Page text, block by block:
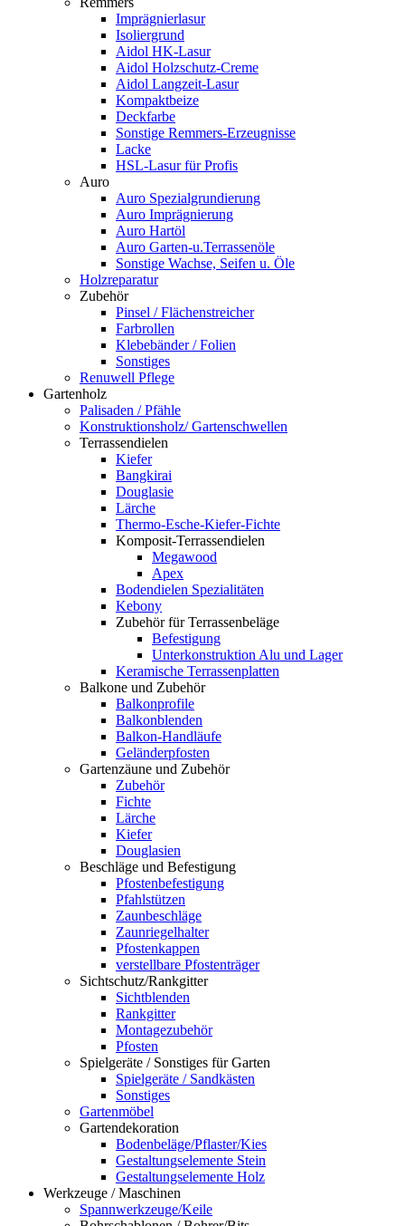
Imprägnierlasur
Isoliergrund
Aidol HK-Lasur
Aidol Holzschutz-Creme
Aidol Langzeit-Lasur
Kompaktbeize
Deckfarbe
Sonstige Remmers-Erzeugnisse
Lacke
HSL-Lasur für Profis
Auro
Auro Spezialgrundierung
Auro Imprägnierung
Auro Hartöl
Auro Garten-u.Terrassenöle
Sonstige Wachse, Seifen u. Öle
Holzreparatur
Zubehör
Pinsel / Flächenstreicher
Farbrollen
Klebebänder / Folien
Sonstiges
Renuwell Pflege
Gartenholz
Palisaden / Pfähle
Konstruktionsholz/ Gartenschwellen
Terrassendielen
Kiefer
Bangkirai
Douglasie
Lärche
Thermo-Esche-Kiefer-Fichte
Komposit-Terrassendielen
Megawood
Apex
Bodendielen Spezialitäten
Kebony
Zubehör für Terrassenbeläge
Befestigung
Unterkonstruktion Alu und Lager
Keramische Terrassenplatten
Balkone und Zubehör
Balkonprofile
Balkonblenden
Balkon-Handläufe
Geländerpfosten
Gartenzäune und Zubehör
Zubehör
Fichte
Lärche
Kiefer
Douglasien
Beschläge und Befestigung
Pfostenbefestigung
Pfahlstützen
Zaunbeschläge
Zaunriegelhalter
Pfostenkappen
verstellbare Pfostenträger
Sichtschutz/Rankgitter
Sichtblenden
Rankgitter
Montagezubehör
Pfosten
Spielgeräte / Sonstiges für Garten
Spielgeräte / Sandkästen
Sonstiges
Gartenmöbel
Gartendekoration
Bodenbeläge/Pflaster/Kies
Gestaltungselemente Stein
Gestaltungselemente Holz
Werkzeuge / Maschinen
Spannwerkzeuge/Keile